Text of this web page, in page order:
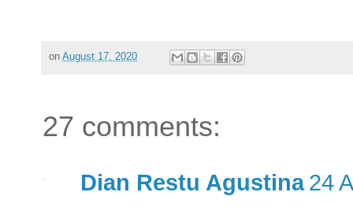
on August 17, 2020
27 comments:
Dian Restu Agustina 24